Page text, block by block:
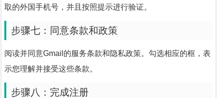
取的外国手机号，并且按照提示进行验证。
步骤七：同意条款和政策
阅读并同意Gmail的服务条款和隐私政策。勾选相应的框，表
示您理解并接受这些条款。
步骤八：完成注册